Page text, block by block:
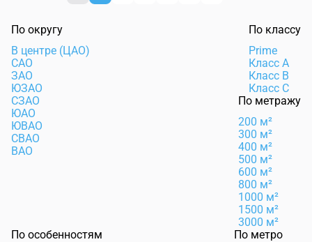
По округу
В центре (ЦАО)
САО
ЗАО
ЮЗАО
СЗАО
ЮАО
ЮВАО
СВАО
ВАО
По классу
Prime
Класс А
Класс B
Класс C
По метражу
200 м²
300 м²
400 м²
500 м²
600 м²
800 м²
1000 м²
1500 м²
3000 м²
По особенностям
По метро